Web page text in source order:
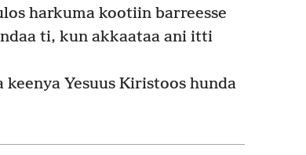
harkuma kootiin barreesse
ti, kun akkaataa ani itti
Yesuus Kiristoos hunda